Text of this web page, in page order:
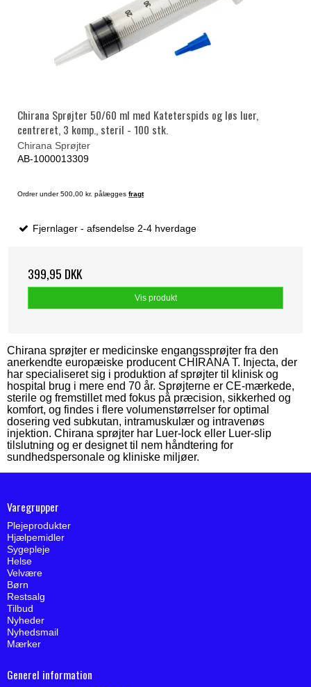
Chirana Sprøjter 50/60 ml med Kateterspids og løs luer,
centreret, 3 komp., steril - 100 stk.
Chirana Sprøjter
AB-1000013309
Ordrer under 500,00 kr. pålægges fragt
Fjernlager - afsendelse 2-4 hverdage
399,95 DKK
Vis produkt
Chirana sprøjter er medicinske engangssprøjter fra den
anerkendte europæiske producent CHIRANA T. Injecta, der
har specialiseret sig i produktion af sprøjter til klinisk og
hospital brug i mere end 70 år. Sprøjterne er CE-mærkede,
sterile og fremstillet med fokus på præcision, sikkerhed og
komfort, og findes i flere volumenstørrelser for optimal
dosering ved subkutan, intramuskulær og intravenøs
injektion. Chirana sprøjter har Luer-lock eller Luer-slip
tilslutning og er designet til nem håndtering for
sundhedspersonale og kliniske miljøer.
Varegrupper
Plejeprodukter
Hjælpemidler
Sygepleje
Helse
Velvære
Børn
Restsalg
Tilbud
Nyheder
Nyhedsmail
Mærker
Generel information